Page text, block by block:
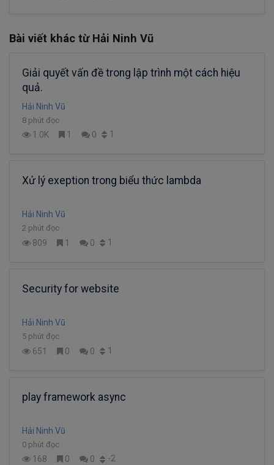
Bài viết khác từ Hải Ninh Vũ
Giải quyết vấn đề trong lập trình một cách hiệu
quả.
Hải Ninh Vũ
8 phút đọc
1.0K 1 0 1
Xử lý exeption trong biểu thức lambda
Hải Ninh Vũ
2 phút đọc
809 1 0 1
Security for website
Hải Ninh Vũ
5 phút đọc
651 0 0 1
play framework async
Hải Ninh Vũ
0 phút đọc
168 0 0 -2